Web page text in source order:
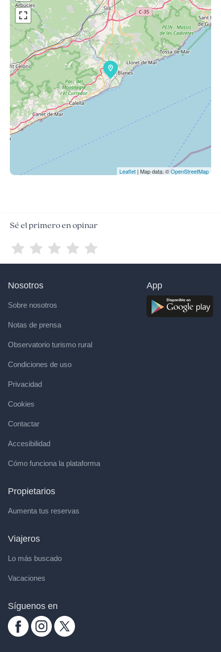
Leaflet | Map data: ©OpenStreetMap
Sé el primero en opinar
Nosotros
Sobre nosotros
Notas de prensa
Observatorio turismo rural
Condiciones de uso
Privacidad
Cookies
Contactar
Accesibilidad
Cómo funciona la plataforma
Propietarios
Aumenta tus reservas
Viajeros
Lo más buscado
Vacaciones
App
Síguenos en